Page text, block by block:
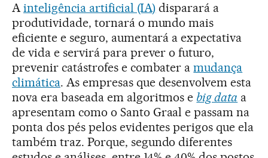
Ainteligência artificial (IA) disparará a
produtividade, tornará o mundo mais
eficiente e seguro, aumentará a expectativa
de vida e servirá para prever o futuro,
prevenir catástrofes e combater amudança
climática. As empresas que desenvolvem esta
nova era baseada em algoritmos e big data a
apresentam como o Santo Graal e passam na
ponta dos pés pelos evidentes perigos que ela
também traz. Porque, segundo diferentes